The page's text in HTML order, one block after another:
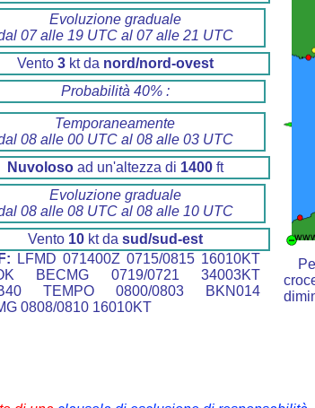
Evoluzione graduale
07 alle 19 UTC al 07 alle 21 UTC
Vento 3kt da nord/nord-ovest
Probabilità 40% :
Temporaneamente
08 alle 00 UTC al 08 alle 03 UTC
Nuvolosoad un'altezza di 1400ft
Evoluzione graduale
08 alle 08 UTC al 08 alle 10 UTC
Vento 10kt da sud/sud-est
LFMD 071400Z 0715/0815 16010KT
BECMG 0719/0721 34003KT
TEMPO 0800/0803 BKN014
0808/0810 16010KT